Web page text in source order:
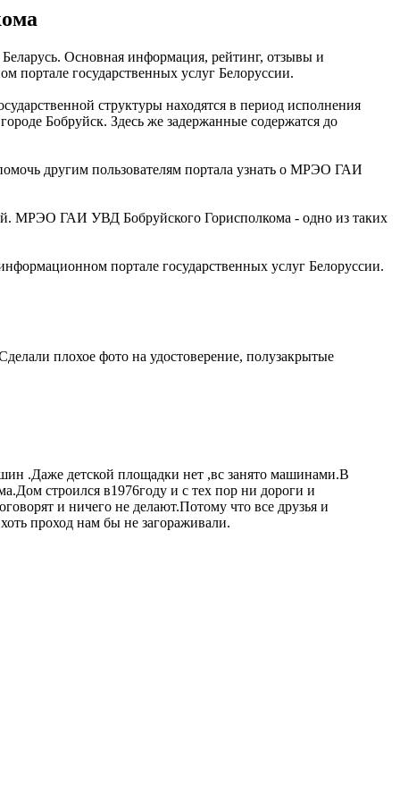
Основная информация, рейтинг, отзывы и
государственных услуг Белоруссии.
структуры находятся в период исполнения
Бобруйск. Здесь же задержанные содержатся до
другим пользователям портала узнать о МРЭО ГАИ
МРЭО ГАИ УВД Бобруйского Горисполкома - одно из таких
портале государственных услуг Белоруссии.
плохое фото на удостоверение, полузакрытые
.Даже детской площадки нет ,вс занято машинами.В
строился в1976году и с тех пор ни дороги и
и ничего не делают.Потому что все друзья и
проход нам бы не загораживали.